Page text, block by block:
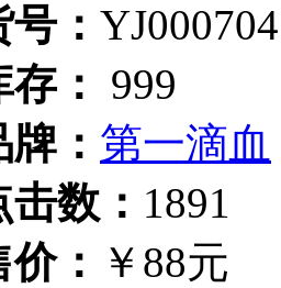
： YJ000704
：
999
： 第一滴血
数： 1891
： ￥88元